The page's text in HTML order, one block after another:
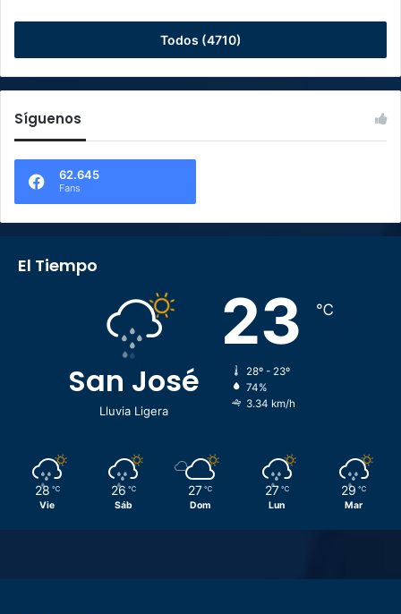
Todos (4710)
Síguenos
62.645
Fans
El Tiempo
San José
Lluvia Ligera
23 ℃
28º - 23º
74%
3.34 km/h
28 ℃
Vie
26 ℃
Sáb
27 ℃
Dom
27 ℃
Lun
29 ℃
Mar